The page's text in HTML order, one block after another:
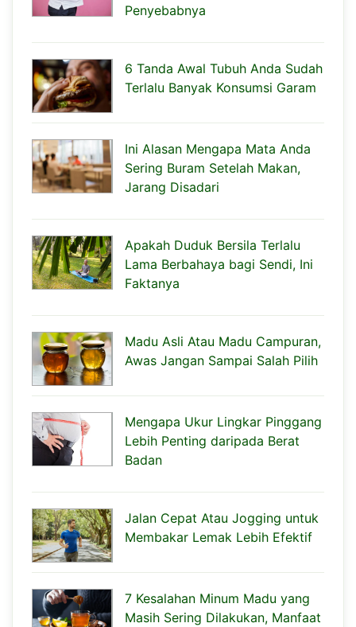
Penyebabnya
6 Tanda Awal Tubuh Anda Sudah
Terlalu Banyak Konsumsi Garam
Ini Alasan Mengapa Mata Anda
Sering Buram Setelah Makan,
Jarang Disadari
Apakah Duduk Bersila Terlalu
Lama Berbahaya bagi Sendi, Ini
Faktanya
Madu Asli Atau Madu Campuran,
Awas Jangan Sampai Salah Pilih
Mengapa Ukur Lingkar Pinggang
Lebih Penting daripada Berat
Badan
Jalan Cepat Atau Jogging untuk
Membakar Lemak Lebih Efektif
7 Kesalahan Minum Madu yang
Masih Sering Dilakukan, Manfaat